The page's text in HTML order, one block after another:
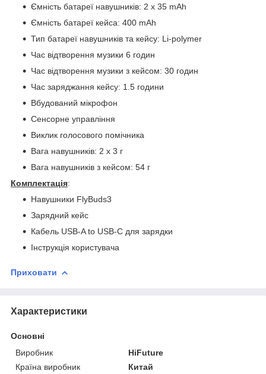
Ємність батареї навушників: 2 x 35 mAh
Ємність батареї кейса: 400 mAh
Тип батареї навушників та кейсу: Li-polymer
Час відтворення музики 6 годин
Час відтворення музики з кейсом: 30 годин
Час заряджання кейсу: 1.5 години
Вбудований мікрофон
Сенсорне управління
Виклик голосового помічника
Вага навушників: 2 x 3 г
Вага навушників з кейсом: 54 г
Комплектація:
Навушники FlyBuds3
Зарядний кейс
Кабель USB-A to USB-С для зарядки
Інструкція користувача
Приховати
Характеристики
Основні
Виробник
HiFuture
Країна виробник
Китай